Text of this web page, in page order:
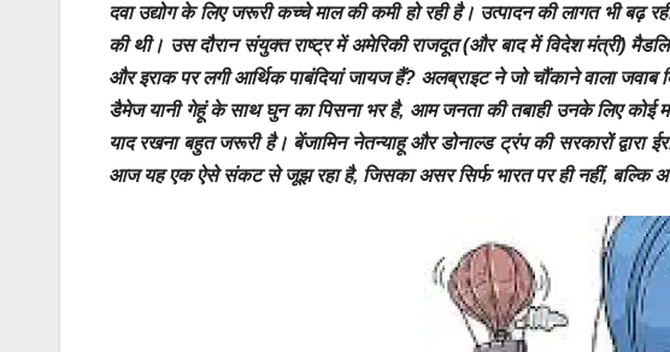
दवा उद्योग के लिए जरूरी कच्चे माल की कमी हो रही है। उत्पादन की लागत भी बढ़
की थी। उस दौरान संयुक्त राष्ट्र में अमेरिकी राजदूत (और बाद में विदेश मंत्री)
और इराक पर लगी आर्थिक पाबंदियां जायज हैं? अलब्राइट ने जो चौंकाने वाला
डैमेज यानी गेहूं के साथ घुन का पिसना भर है, आम जनता की तबाही उनके लिए कोई
याद रखना बहुत जरूरी है। बेंजामिन नेतन्याहू और डोनाल्ड ट्रंप की सरकारों द्वारा
आज यह एक ऐसे संकट से जूझ रहा है, जिसका असर सिर्फ भारत पर ही नहीं, बल्कि